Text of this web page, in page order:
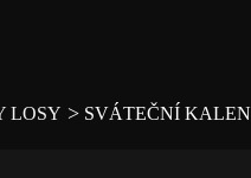
LOSY > SVÁTEČNÍ